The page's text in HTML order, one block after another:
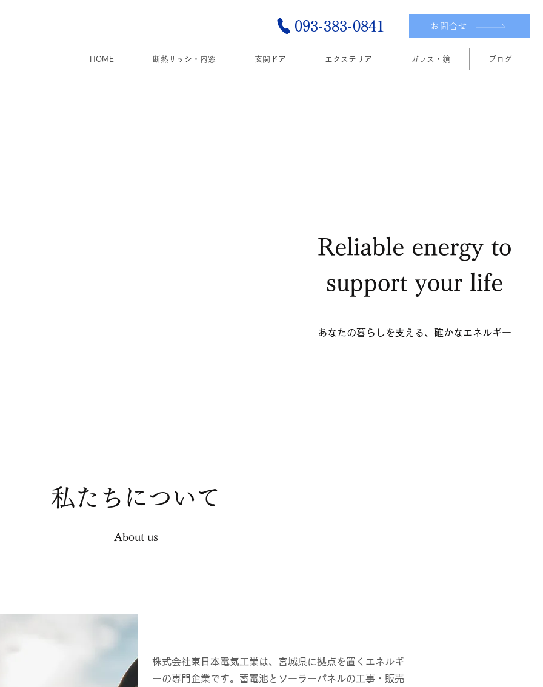
093-383-0841 お問合せ
HOME 断熱サッシ・内窓 玄関ドア ​エクステリア ガラス・鏡 ブログ
Reliable energy to
support your life
あなたの暮らしを支える、確かなエネルギー
私たちについて
About us
株式会社東日本電気工業は、宮城県に拠点を置くエネルギ
ーの専門企業です。蓄電池とソーラーパネルの工事・販売